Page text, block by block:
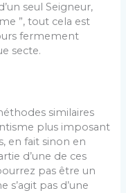
seul Seigneur,
”, tout cela est
fermement
secte.
similaires
plus imposant
en fait sinon en
d’une de ces
pas être un
s’agit pas d’une